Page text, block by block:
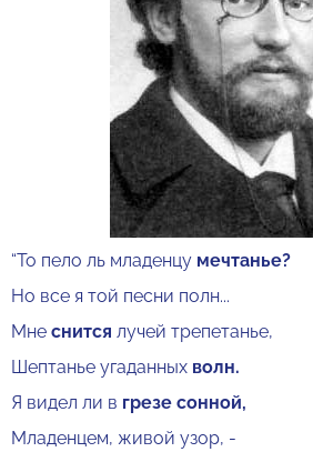
“То пело ль младенцу мечтанье?
Но все я той песни полн...
Мне снится лучей трепетанье,
Шептанье угаданных волн.
Я видел ли в грезе сонной,
Младенцем, живой узор, -